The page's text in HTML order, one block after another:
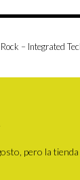
– Integrated
pero la